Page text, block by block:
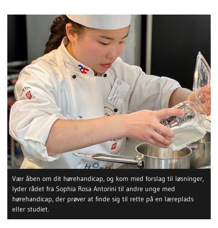
Vær åben om dit hørehandicap, og kom med forslag til løsninger,
lyder rådet fra Sophia Rosa Antorini til andre unge med
hørehandicap, der prøver at finde sig til rette på en læreplads
eller studiet.